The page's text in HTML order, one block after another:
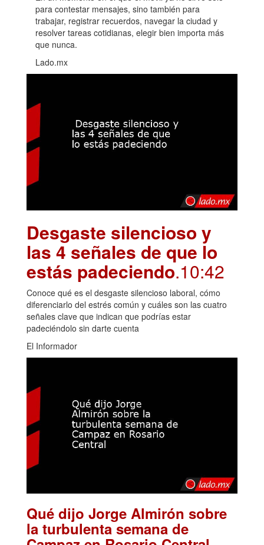
para contestar mensajes, sino también para
trabajar, registrar recuerdos, navegar la ciudad y
resolver tareas cotidianas, elegir bien importa más
que nunca.
Lado.mx
Desgaste silencioso y
las 4 señales de que lo
estás padeciendo.10:42
Conoce qué es el desgaste silencioso laboral, cómo
diferenciarlo del estrés común y cuáles son las cuatro
señales clave que indican que podrías estar
padeciéndolo sin darte cuenta
El Informador
Qué dijo Jorge Almirón sobre
la turbulenta semana de